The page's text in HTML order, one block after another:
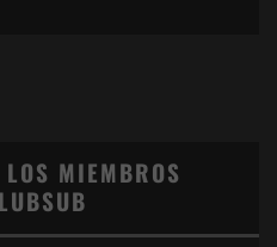
MIEMBROS